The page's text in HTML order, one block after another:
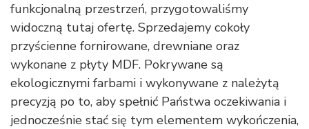
funkcjonalną przestrzeń, przygotowaliśmy
widoczną tutaj ofertę. Sprzedajemy cokoły
przyścienne fornirowane, drewniane oraz
wykonane z płyty MDF. Pokrywane są
ekologicznymi farbami i wykonywane z należytą
precyzją po to, aby spełnić Państwa oczekiwania i
jednocześnie stać się tym elementem wykończenia,